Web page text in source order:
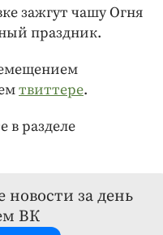
зажгут чашу Огня
праздник.
твиттере.
в разделе
за день
ВК